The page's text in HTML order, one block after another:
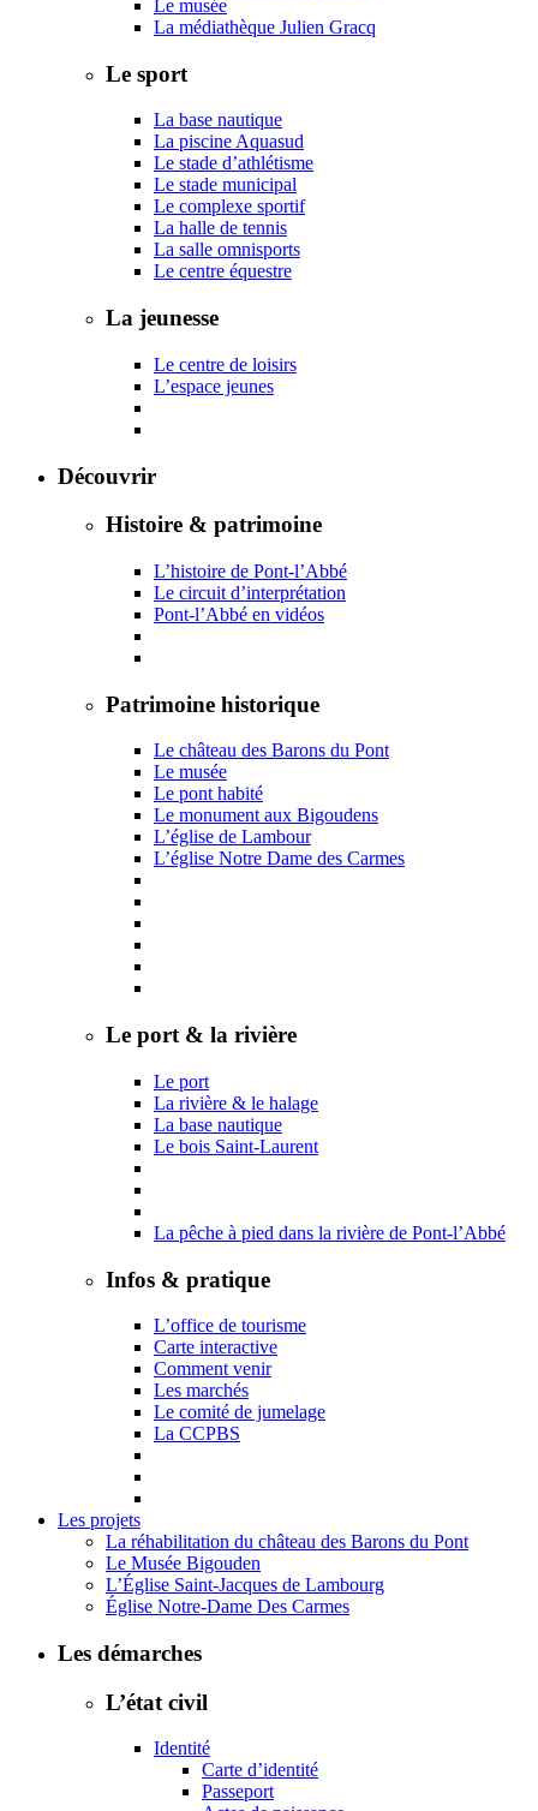
Le musée
La médiathèque Julien Gracq
Le sport
La base nautique
La piscine Aquasud
Le stade d’athlétisme
Le stade municipal
Le complexe sportif
La halle de tennis
La salle omnisports
Le centre équestre
La jeunesse
Le centre de loisirs
L’espace jeunes
Découvrir
Histoire & patrimoine
L’histoire de Pont-l’Abbé
Le circuit d’interprétation
Pont-l’Abbé en vidéos
Patrimoine historique
Le château des Barons du Pont
Le musée
Le pont habité
Le monument aux Bigoudens
L’église de Lambour
L’église Notre Dame des Carmes
Le port & la rivière
Le port
La rivière & le halage
La base nautique
Le bois Saint-Laurent
La pêche à pied dans la rivière de Pont-l’Abbé
Infos & pratique
L’office de tourisme
Carte interactive
Comment venir
Les marchés
Le comité de jumelage
La CCPBS
Les projets
La réhabilitation du château des Barons du Pont
Le Musée Bigouden
L’Église Saint-Jacques de Lambourg
Église Notre-Dame Des Carmes
Les démarches
L’état civil
Identité
Carte d’identité
Passeport